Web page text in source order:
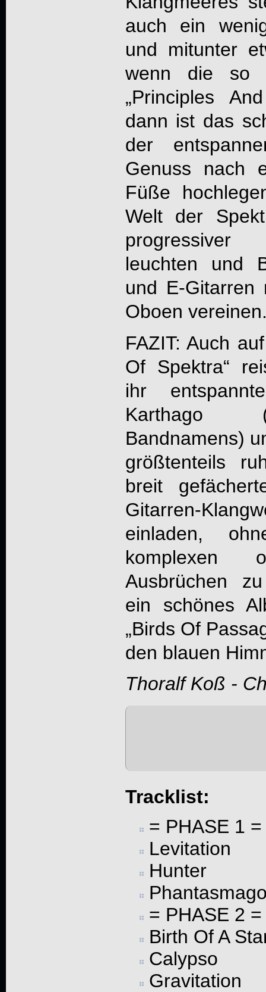
auch ein
und mitunter
wenn die so
„Principles
dann ist das
der
Genuss nach
Füße
Welt der
leuchten und
und E-Gitarren
Oboen
FAZIT: Auch
Of Spektra“
ihr
Karthago
Bandnamens)
größtenteils
breit
Gitarren-
einladen,
komplexen
Ausbrüchen
ein schönes
„Birds Of
den blauen
Thoralf Koß -
Tracklist:
= PHASE 1 =
Levitation
Hunter
= PHASE 2 =
Birth Of A
Calypso
Gravitation